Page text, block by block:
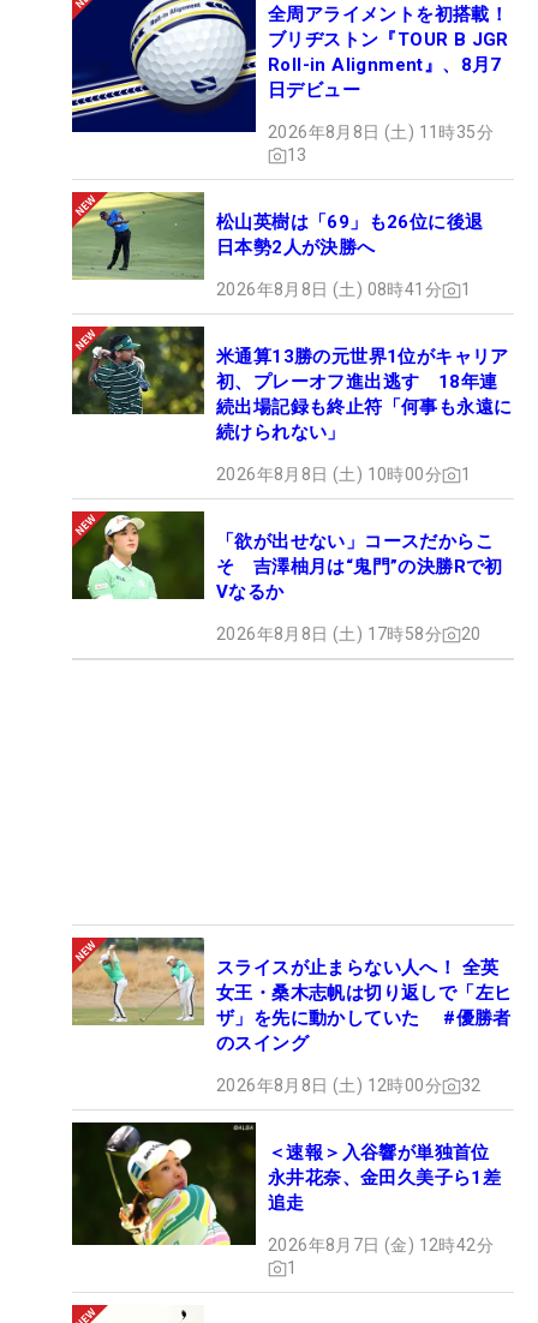
全周アライメントを初搭載！
ブリヂストン『TOUR B JGR
Roll-in Alignment』、8月7
日デビュー
2026年8月8日 (土) 11時35分
13
松山英樹は「69」も26位に後退
日本勢2人が決勝へ
2026年8月8日 (土) 08時41分 1
米通算13勝の元世界1位がキャリア
初、プレーオフ進出逃す 18年連
続出場記録も終止符「何事も永遠に
続けられない」
2026年8月8日 (土) 10時00分 1
「欲が出せない」コースだからこ
そ 吉澤柚月は“鬼門”の決勝Rで初
Vなるか
2026年8月8日 (土) 17時58分 20
スライスが止まらない人へ！ 全英
女王・桑木志帆は切り返しで「左ヒ
ザ」を先に動かしていた #優勝者
のスイング
2026年8月8日 (土) 12時00分 32
＜速報＞入谷響が単独首位
永井花奈、金田久美子ら1差
追走
2026年8月7日 (金) 12時42分
1